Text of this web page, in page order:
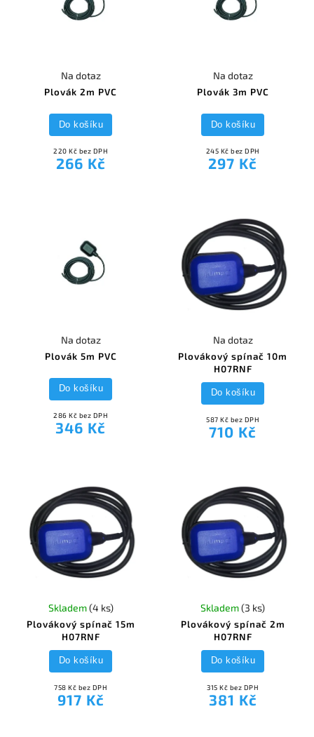
Plovák 2m PVC
Na dotaz
220 Kč bez DPH
266 Kč
Do košíku
Plovák 3m PVC
Na dotaz
245 Kč bez DPH
297 Kč
Do košíku
Plovák 5m PVC
Na dotaz
286 Kč bez DPH
346 Kč
Do košíku
Plovákový spínač 10m
H07RNF
Na dotaz
587 Kč bez DPH
710 Kč
Do košíku
Plovákový spínač 15m
H07RNF
Skladem(4 ks)
758 Kč bez DPH
917 Kč
Do košíku
Plovákový spínač 2m
H07RNF
Skladem(3 ks)
315 Kč bez DPH
381 Kč
Do košíku